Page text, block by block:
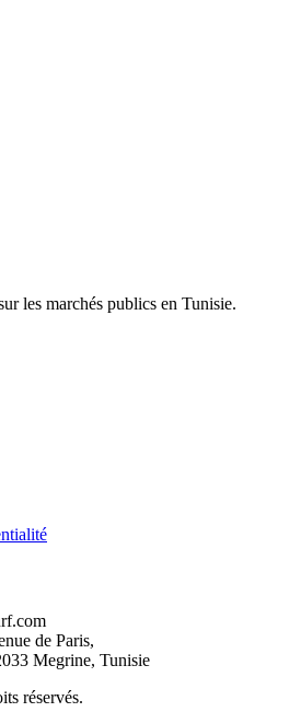
les marchés publics en Tunisie.
de Paris,
Megrine, Tunisie
réservés.